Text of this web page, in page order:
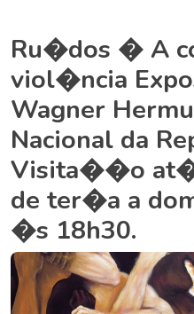
Ru�dos � A
viol�ncia
Wagner
Nacional da
Visita��o at�
de ter�a a
�s 18h30.